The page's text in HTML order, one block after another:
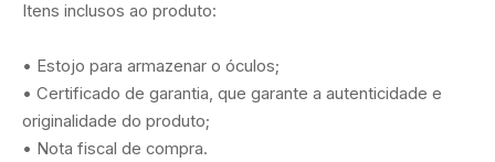
Itens inclusos ao produto:
• Estojo para armazenar o óculos;
• Certificado de garantia, que garante a autenticidade e
originalidade do produto;
• Nota fiscal de compra.